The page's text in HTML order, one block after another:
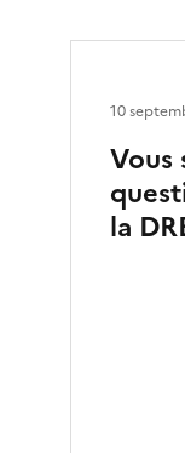
Vous
la
10